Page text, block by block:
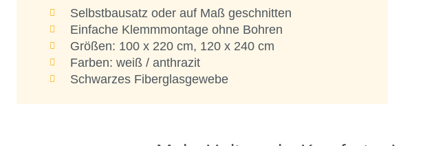
Selbstbausatz oder auf Maß geschnitten
Einfache Klemmmontage ohne Bohren
Größen: 100 x 220 cm, 120 x 240 cm
Farben: weiß / anthrazit
Schwarzes Fiberglasgewebe